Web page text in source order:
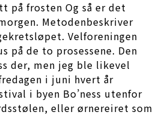
på frosten Og så er det
Metodenbeskriver
Velforeningen
på de to prosessene. Den
der, men jeg ble likevel
i juni hvert år
i byen Bo’ness utenfor
eller ørnereiret som